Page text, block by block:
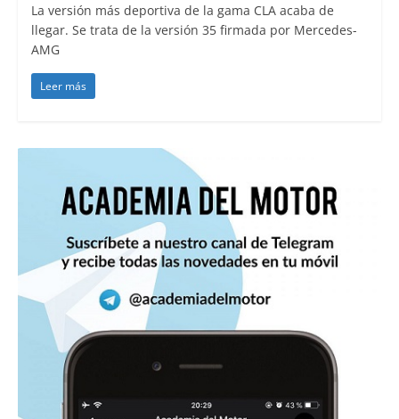
La versión más deportiva de la gama CLA acaba de
llegar. Se trata de la versión 35 firmada por Mercedes-
AMG
Leer más